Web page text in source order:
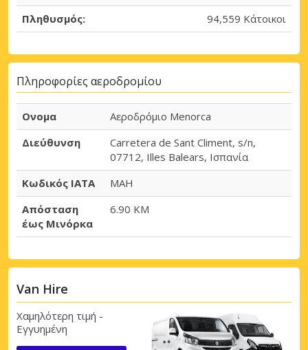
Πληθυσμός: 94,559 Κάτοικοι
Πληροφορίες αεροδρομίου
Ονομα
Αεροδρόμιο Menorca
Διεύθυνση
Carretera de Sant Climent, s/n,
07712, Illes Balears, Ισπανία
Κωδικός IATA
MAH
Απόσταση
έως Μινόρκα
6.90 KM
Van Hire
Χαμηλότερη τιμή -
Εγγυημένη